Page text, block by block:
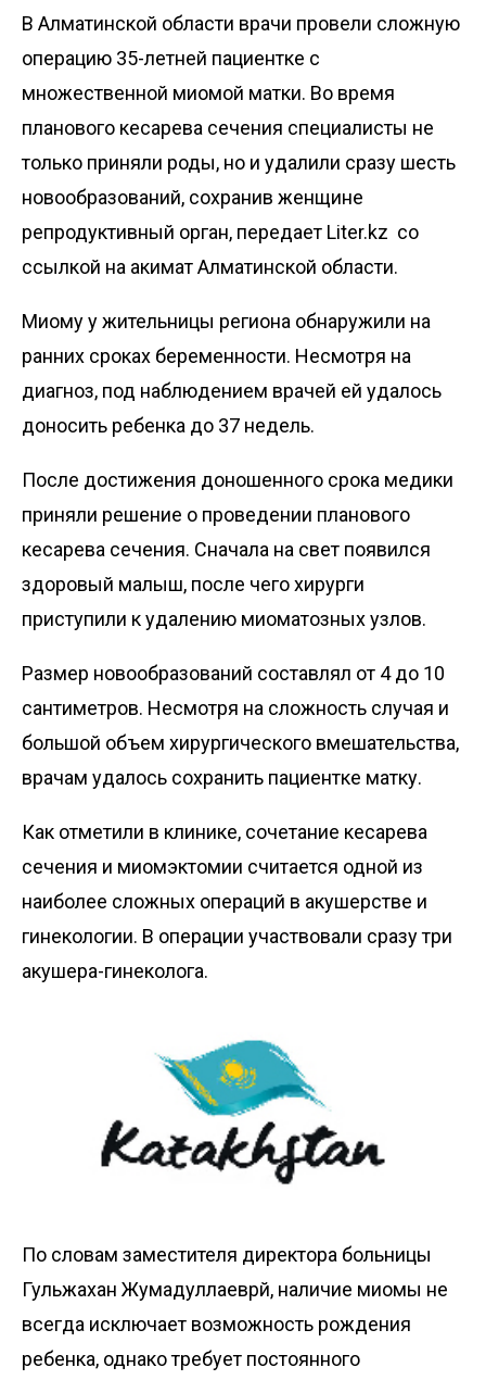
В Алматинской области врачи провели сложную
операцию 35-летней пациентке с
множественной миомой матки. Во время
планового кесарева сечения специалисты не
только приняли роды, но и удалили сразу шесть
новообразований, сохранив женщине
репродуктивный орган, передает Liter.kz со
ссылкой на акимат Алматинской области.
Миому у жительницы региона обнаружили на
ранних сроках беременности. Несмотря на
диагноз, под наблюдением врачей ей удалось
доносить ребенка до 37 недель.
После достижения доношенного срока медики
приняли решение о проведении планового
кесарева сечения. Сначала на свет появился
здоровый малыш, после чего хирурги
приступили к удалению миоматозных узлов.
Размер новообразований составлял от 4 до 10
сантиметров. Несмотря на сложность случая и
большой объем хирургического вмешательства,
врачам удалось сохранить пациентке матку.
Как отметили в клинике, сочетание кесарева
сечения и миомэктомии считается одной из
наиболее сложных операций в акушерстве и
гинекологии. В операции участвовали сразу три
акушера-гинеколога.
По словам заместителя директора больницы
Гульжахан Жумадуллаеврй, наличие миомы не
всегда исключает возможность рождения
ребенка, однако требует постоянного